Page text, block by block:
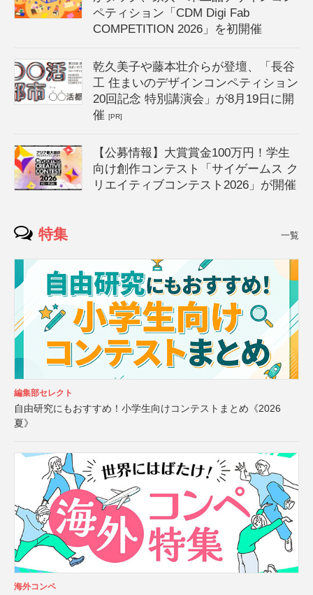
ペティション「CDM Digi Fab
COMPETITION 2026」を初開催
乾久美子や藤本壮介らが登壇、「長谷
工 住まいのデザインコンペティション
20回記念 特別講演会」が8月19日に開
催[PR]
【公募情報】大賞賞金100万円！学生
向け創作コンテスト「サイゲームス ク
リエイティブコンテスト2026」が開催
特集 一覧
編集部セレクト
自由研究にもおすすめ！小学生向けコンテストまとめ《2026
夏》
海外コンペ